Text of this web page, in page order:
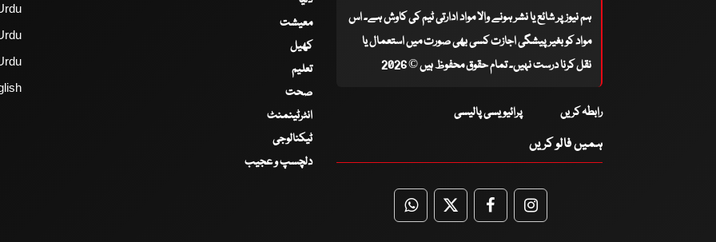
ہم نیوز پر شائع یا نشر ہونے والا مواد ادارتی ٹیم کی کاوش ہے۔ اس
مواد کو بغیر پیشگی اجازت کسی بھی صورت میں استعمال یا
نقل کرنا درست نہیں۔ تمام حقوق محفوظ ہیں © 2026
رابطہ کریں پرائیویسی پالیسی
ہمیں فالو کریں
WhatsApp
TwitterFacebookFacebook
معیشت
کھیل
تعلیم
صحت
انٹرٹینمنٹ
ٹیکنالوجی
دلچسپ و عجیب